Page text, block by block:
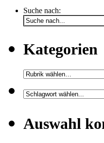
Suche nach:
Kategorien
Auswahl